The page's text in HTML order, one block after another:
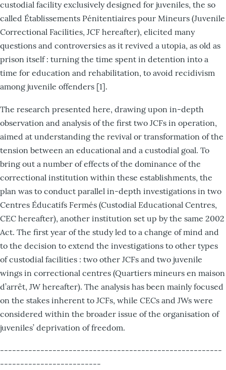
custodial facility exclusively designed for juveniles, the so
called Établissements Pénitentiaires pour Mineurs (Juvenile
Correctional Facilities, JCF hereafter), elicited many
questions and controversies as it revived a utopia, as old as
prison itself : turning the time spent in detention into a
time for education and rehabilitation, to avoid recidivism
among juvenile offenders [1].
The research presented here, drawing upon in-depth
observation and analysis of the first two JCFs in operation,
aimed at understanding the revival or transformation of the
tension between an educational and a custodial goal. To
bring out a number of effects of the dominance of the
correctional institution within these establishments, the
plan was to conduct parallel in-depth investigations in two
Centres Éducatifs Fermés (Custodial Educational Centres,
CEC hereafter), another institution set up by the same 2002
Act. The first year of the study led to a change of mind and
to the decision to extend the investigations to other types
of custodial facilities : two other JCFs and two juvenile
wings in correctional centres (Quartiers mineurs en maison
d’arrêt, JW hereafter). The analysis has been mainly focused
on the stakes inherent to JCFs, while CECs and JWs were
considered within the broader issue of the organisation of
juveniles’ deprivation of freedom.
-------------------------------------------------------
-------------------------